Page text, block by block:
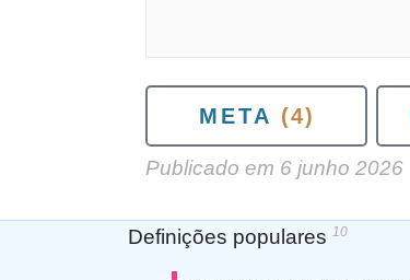
META (4)
Publicado em 6 junho 2026
Definições populares 10